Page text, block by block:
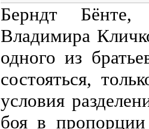
Берндт
Владимира
одного из
состояться,
условия
боя в